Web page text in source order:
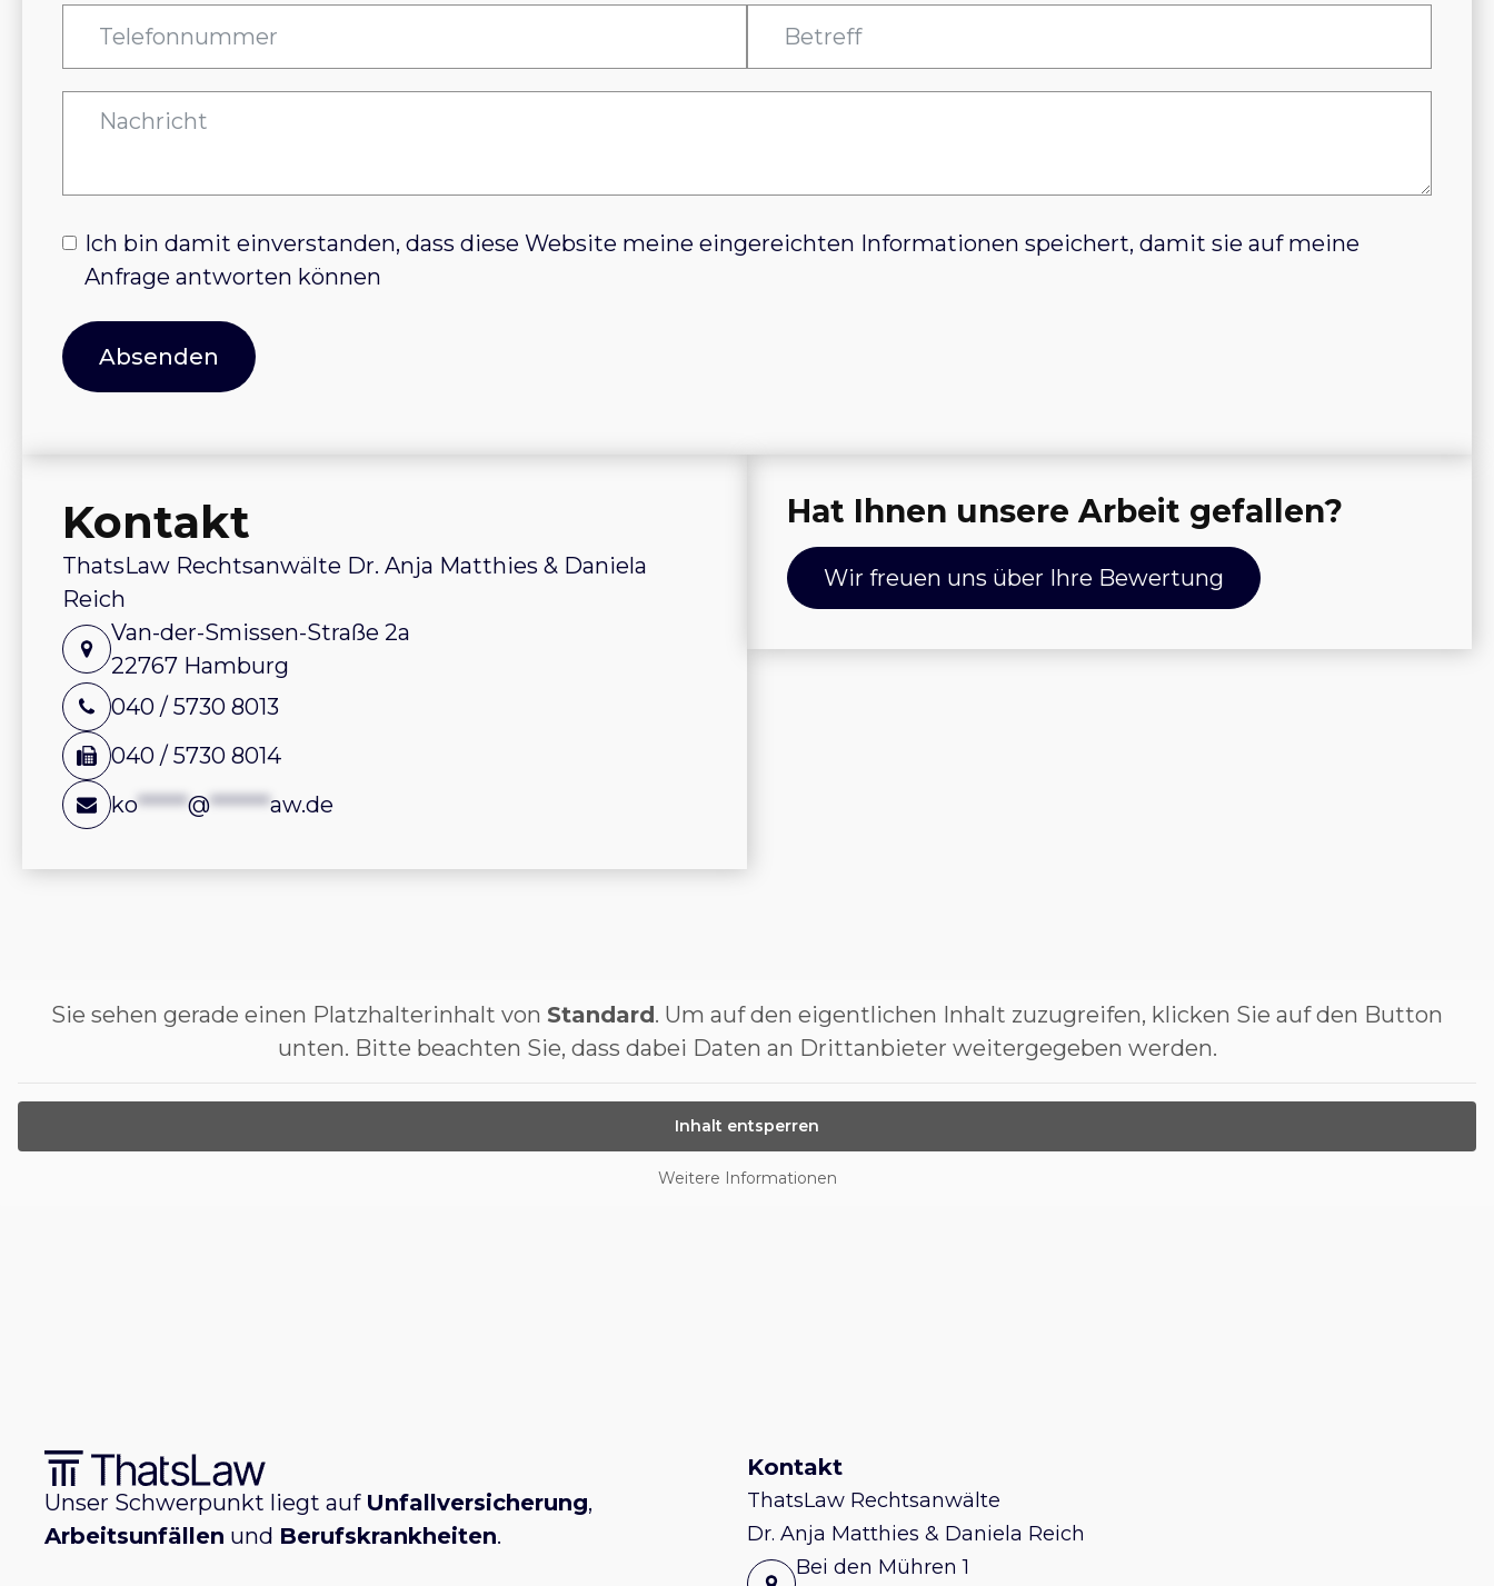
Ich bin damit einverstanden, dass diese Website meine eingereichten Informationen speichert, damit sie auf meine
Anfrage antworten können
Absenden
Kontakt
ThatsLaw Rechtsanwälte Dr. Anja Matthies & Daniela
Reich
Van-der-Smissen-Straße 2a
22767 Hamburg
040 / 5730 8013
040 / 5730 8014
ko*****@******aw.de
Hat Ihnen unsere Arbeit gefallen?
Wir freuen uns über Ihre Bewertung
Sie sehen gerade einen Platzhalterinhalt von Standard. Um auf den eigentlichen Inhalt zuzugreifen, klicken Sie auf den Button
unten. Bitte beachten Sie, dass dabei Daten an Drittanbieter weitergegeben werden.
Inhalt entsperren
Weitere Informationen
Unser Schwerpunkt liegt auf Unfallversicherung,
Arbeitsunfällen und Berufskrankheiten.
Kontakt
ThatsLaw Rechtsanwälte
Dr. Anja Matthies & Daniela Reich
Bei den Mühren 1